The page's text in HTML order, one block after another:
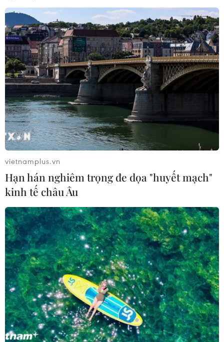
TIN CÙNG CHUYÊN MỤC
Cuộc tìm kiếm và vá lại những 'trái
tim lỗi '
07/08/2026 04:03
Hà Nội cảnh báo về việc sử dụng tế
bào gốc trong khám chữa bệnh, làm
đẹp
07/08/2026 03:03
vietnamplus.vn
Hạn hán nghiêm trọng đe dọa "huyết mạch"
kinh tế châu Âu